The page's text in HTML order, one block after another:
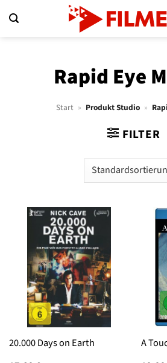
Inhalt
Rapid Eye
Start » Produkt Studio »
FILTER
20.000 Days on Earth
A